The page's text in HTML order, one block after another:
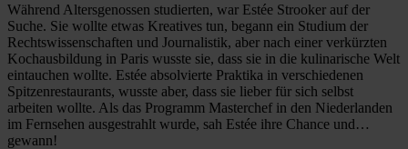
Während Altersgenossen studierten, war Estée Strooker auf der
Suche. Sie wollte etwas Kreatives tun, begann ein Studium der
Rechtswissenschaften und Journalistik, aber nach einer verkürzten
Kochausbildung in Paris wusste sie, dass sie in die kulinarische Welt
eintauchen wollte. Estée absolvierte Praktika in verschiedenen
Spitzenrestaurants, wusste aber, dass sie lieber für sich selbst
arbeiten wollte. Als das Programm Masterchef in den Niederlanden
im Fernsehen ausgestrahlt wurde, sah Estée ihre Chance und…
gewann!